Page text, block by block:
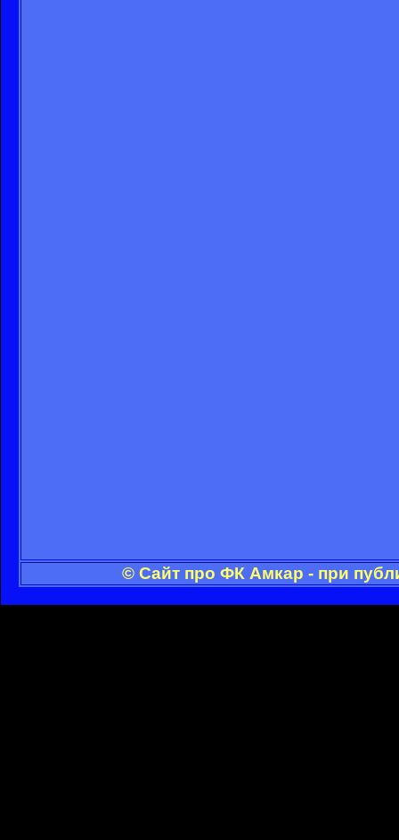
© Сайт про ФК Амкар - при